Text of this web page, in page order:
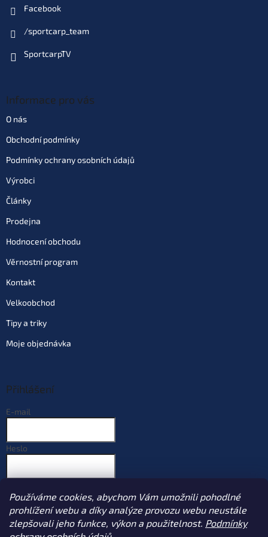
Používáme cookies, abychom Vám umožnili pohodlné
prohlížení webu a díky analýze provozu webu neustále
zlepšovali jeho funkce, výkon a použitelnost. Podmínky
Facebook
/sportcarp_team
SportcarpTV
Informace pro vás
O nás
Obchodní podmínky
Podmínky ochrany osobních údajů
Výrobci
Články
Prodejna
Hodnocení obchodu
Věrnostní program
Kontakt
Velkoobchod
Tipy a triky
Moje objednávka
Přihlášení
E-mail
Heslo
Nová registrace
Zapomenuté heslo